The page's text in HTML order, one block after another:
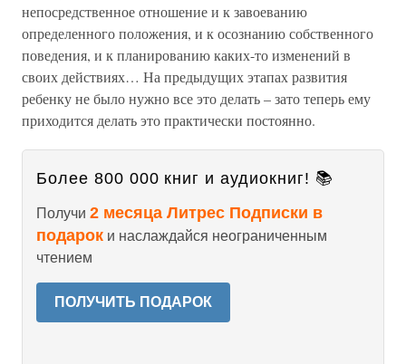
непосредственное отношение и к завоеванию
определенного положения, и к осознанию собственного
поведения, и к планированию каких-то изменений в
своих действиях… На предыдущих этапах развития
ребенку не было нужно все это делать – зато теперь ему
приходится делать это практически постоянно.
Более 800 000 книг и аудиокниг! 📚
Получи 2 месяца Литрес Подписки в
подарок и наслаждайся неограниченным
чтением
ПОЛУЧИТЬ ПОДАРОК